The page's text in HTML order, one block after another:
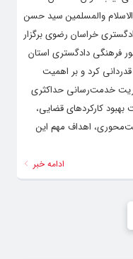
والمسلمین سید حسن
خراسان رضوی برگزار
فرهنگی دادگستری استان
کرد و بر اهمیت
خدمت‌رسانی حداکثری
بهبود کارکردهای قضایی،
اهداف مهم این
ادامه خبر